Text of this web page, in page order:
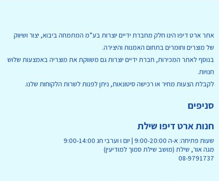
אתר ארט דיפו הינו חלק מחברת ידיים יוצרות בע”מ המתמחה ביבוא, יצור ושיווק
של מוצרים וחומרים בתחום האמנות והיצירה.
בנוסף לאתר המכירות, חברת ידיים יוצרות גם משווקת את מוצריה באמצעות שלוש
חנויות.
לקבלת הצעות מחיר או רכישה סיטונאות, ניתן לפנות לשרות הלקוחות שלנו.
סניפים
חנות ארט דיפו שילת
שעות פתיחה: א-ה 9:00-20:00 | יום ו וערבי חג 9:00-14:00
מגה אור, שילת (מושב שילת סמוך למודיעין)
08-9791737